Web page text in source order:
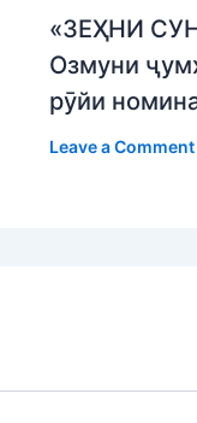
«ЗЕҲНИ
Озмуни
рӯйи
Leave a Comment